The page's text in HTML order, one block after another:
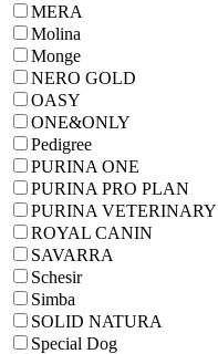
MERA
Molina
Monge
NERO GOLD
OASY
ONE&ONLY
Pedigree
PURINA ONE
PURINA PRO PLAN
PURINA VETERINARY
ROYAL CANIN
SAVARRA
Schesir
Simba
SOLID NATURA
Special Dog